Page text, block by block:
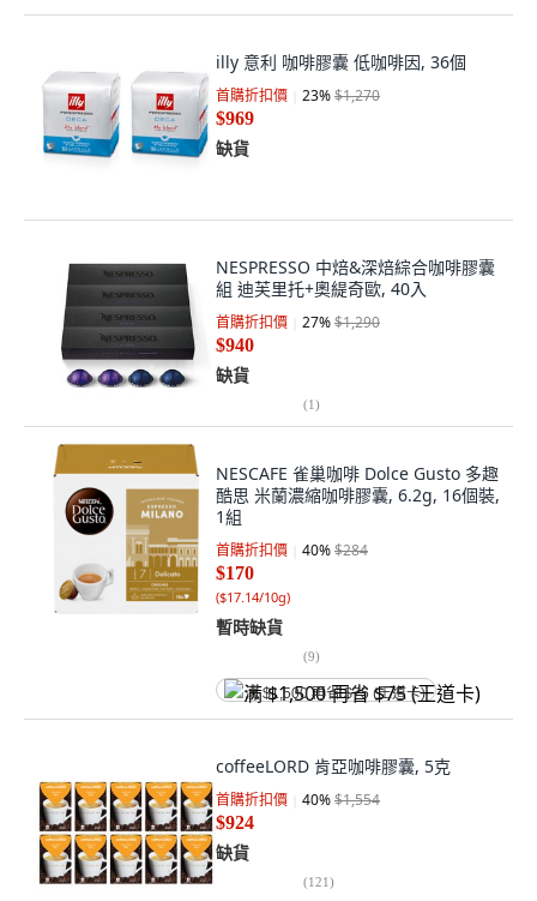
illy 意利 咖啡膠囊 低咖啡因, 36個
首購折扣價 23%$1,270
$969
缺貨
NESPRESSO 中焙&深焙綜合咖啡膠囊
組 迪芙里托+奧緹奇歐, 40入
首購折扣價 27%$1,290
$940
缺貨
(1)
NESCAFE 雀巢咖啡 Dolce Gusto 多趣
酷思 米蘭濃縮咖啡膠囊, 6.2g, 16個裝,
1組
首購折扣價 40%$284
$170
($17.14/10g)
暫時缺貨
(9)
满 $1,500 再省 $75 (王道卡)
coffeeLORD 肯亞咖啡膠囊, 5克
首購折扣價 40%$1,554
$924
缺貨
(121)